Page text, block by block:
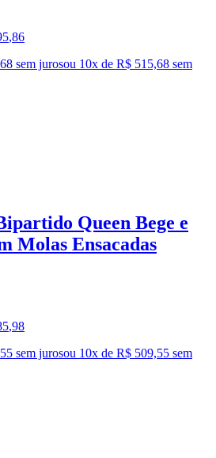
,86
sem jurosou 10x de R$ 515,68 sem
Queen Bege e
Molas Ensacadas
,98
sem jurosou 10x de R$ 509,55 sem